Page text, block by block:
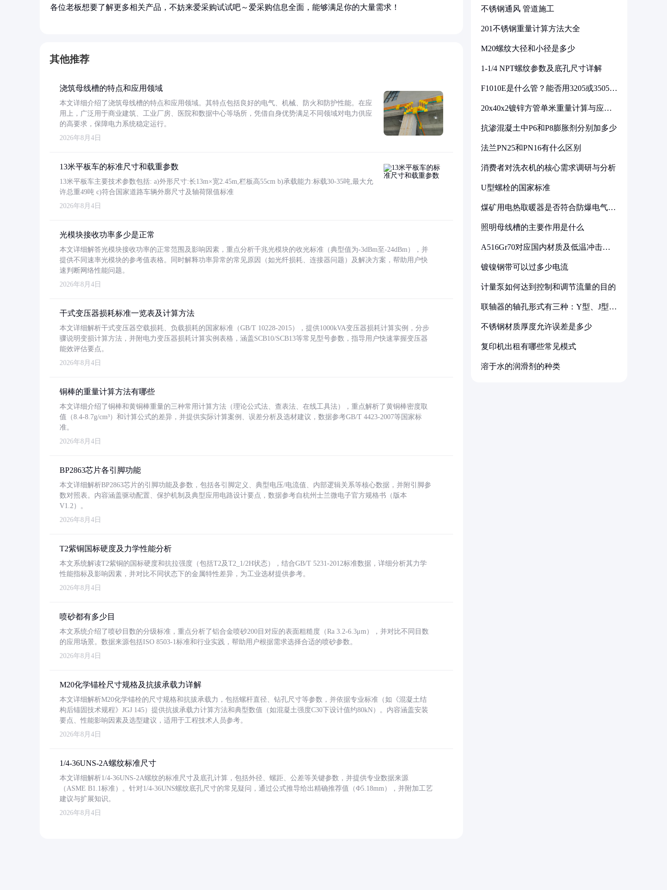
各位老板想要了解更多相关产品，不妨来爱采购试试吧～爱采购信息全面，能够满足你的大量需求！
其他推荐
浇筑母线槽的特点和应用领域
本文详细介绍了浇筑母线槽的特点和应用领域。其特点包括良好的电气、机械、防火和防护性能。在应
用上，广泛用于商业建筑、工业厂房、医院和数据中心等场所，凭借自身优势满足不同领域对电力供应
的高要求，保障电力系统稳定运行。
2026年8月4日
13米平板车的标准尺寸和载重参数
13米平板车主要技术参数包括: a)外形尺寸:长13m×宽2.45m,栏板高55cm b)承载能力:标载30-35吨,最大允
许总重49吨 c)符合国家道路车辆外廓尺寸及轴荷限值标准
2026年8月4日
光模块接收功率多少是正常
本文详细解答光模块接收功率的正常范围及影响因素，重点分析千兆光模块的收光标准（典型值为-3dBm至-24dBm），并
提供不同速率光模块的参考值表格。同时解释功率异常的常见原因（如光纤损耗、连接器问题）及解决方案，帮助用户快
速判断网络性能问题。
2026年8月4日
干式变压器损耗标准一览表及计算方法
本文详细解析干式变压器空载损耗、负载损耗的国家标准（GB/T 10228-2015），提供1000kVA变压器损耗计算实例，分步
骤说明变损计算方法，并附电力变压器损耗计算实例表格，涵盖SCB10/SCB13等常见型号参数，指导用户快速掌握变压器
能效评估要点。
2026年8月4日
铜棒的重量计算方法有哪些
本文详细介绍了铜棒和黄铜棒重量的三种常用计算方法（理论公式法、查表法、在线工具法），重点解析了黄铜棒密度取
值（8.4-8.7g/cm³）和计算公式的差异，并提供实际计算案例、误差分析及选材建议，数据参考GB/T 4423-2007等国家标
准。
2026年8月4日
BP2863芯片各引脚功能
本文详细解析BP2863芯片的引脚功能及参数，包括各引脚定义、典型电压/电流值、内部逻辑关系等核心数据，并附引脚参
数对照表。内容涵盖驱动配置、保护机制及典型应用电路设计要点，数据参考自杭州士兰微电子官方规格书（版本
V1.2）。
2026年8月4日
T2紫铜国标硬度及力学性能分析
本文系统解读T2紫铜的国标硬度和抗拉强度（包括T2及T2_1/2H状态），结合GB/T 5231-2012标准数据，详细分析其力学
性能指标及影响因素，并对比不同状态下的金属特性差异，为工业选材提供参考。
2026年8月4日
喷砂都有多少目
本文系统介绍了喷砂目数的分级标准，重点分析了铝合金喷砂200目对应的表面粗糙度（Ra 3.2-6.3μm），并对比不同目数
的应用场景。数据来源包括ISO 8503-1标准和行业实践，帮助用户根据需求选择合适的喷砂参数。
2026年8月4日
M20化学锚栓尺寸规格及抗拔承载力详解
本文详细解析M20化学锚栓的尺寸规格和抗拔承载力，包括螺杆直径、钻孔尺寸等参数，并依据专业标准（如《混凝土结
构后锚固技术规程》JGJ 145）提供抗拔承载力计算方法和典型数值（如混凝土强度C30下设计值约80kN）。内容涵盖安装
要点、性能影响因素及选型建议，适用于工程技术人员参考。
2026年8月4日
1/4-36UNS-2A螺纹标准尺寸
本文详细解析1/4-36UNS-2A螺纹的标准尺寸及底孔计算，包括外径、螺距、公差等关键参数，并提供专业数据来源
（ASME B1.1标准）。针对1/4-36UNS螺纹底孔尺寸的常见疑问，通过公式推导给出精确推荐值（Φ5.18mm），并附加工艺
建议与扩展知识。
2026年8月4日
不锈钢通风 管道施工
201不锈钢重量计算方法大全
M20螺纹大径和小径是多少
1-1/4 NPT螺纹参数及底孔尺寸详解
F1010E是什么管？能否用3205或3505代
20x40x2镀锌方管单米重量计算与应用
抗渗混凝土中P6和P8膨胀剂分别加多少
法兰PN25和PN16有什么区别
消费者对洗衣机的核心需求调研与分析
U型螺栓的国家标准
煤矿用电热取暖器是否符合防爆电气设
照明母线槽的主要作用是什么
A516Gr70对应国内材质及低温冲击要
镀镍钢带可以过多少电流
计量泵如何达到控制和调节流量的目的
联轴器的轴孔形式有三种：Y型、J型、
不锈钢材质厚度允许误差是多少
复印机出租有哪些常见模式
溶于水的润滑剂的种类